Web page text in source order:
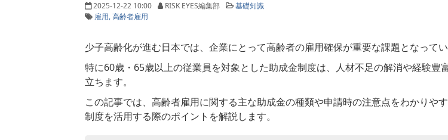
2025-12-22 10:00 RISK EYES編集部
基礎知識
雇用 高齢者雇用
少子高齢化が進む日本では、企業にとって高齢者の雇用確保が重要な課題となってい
特に60歳・ 65歳以上の従業員を対象とした助成金制度は、人材不足の解消や経験豊
立ちます。
この記事では、高齢者雇用に関する主な助成金の種類や申請時の注意点をわかりや
制度を活用する際のポイントを解説します。